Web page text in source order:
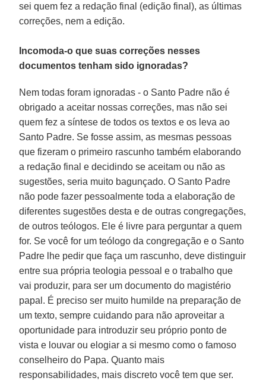
sei quem fez a redação final (edição final), as últimas
correções, nem a edição.
Incomoda-o que suas correções nesses
documentos tenham sido ignoradas?
Nem todas foram ignoradas - o Santo Padre não é
obrigado a aceitar nossas correções, mas não sei
quem fez a síntese de todos os textos e os leva ao
Santo Padre. Se fosse assim, as mesmas pessoas
que fizeram o primeiro rascunho também elaborando
a redação final e decidindo se aceitam ou não as
sugestões, seria muito bagunçado. O Santo Padre
não pode fazer pessoalmente toda a elaboração de
diferentes sugestões desta e de outras congregações,
de outros teólogos. Ele é livre para perguntar a quem
for. Se você for um teólogo da congregação e o Santo
Padre lhe pedir que faça um rascunho, deve distinguir
entre sua própria teologia pessoal e o trabalho que
vai produzir, para ser um documento do magistério
papal. É preciso ser muito humilde na preparação de
um texto, sempre cuidando para não aproveitar a
oportunidade para introduzir seu próprio ponto de
vista e louvar ou elogiar a si mesmo como o famoso
conselheiro do Papa. Quanto mais
responsabilidades, mais discreto você tem que ser.